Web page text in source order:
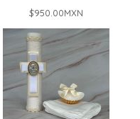
$950.00MXN